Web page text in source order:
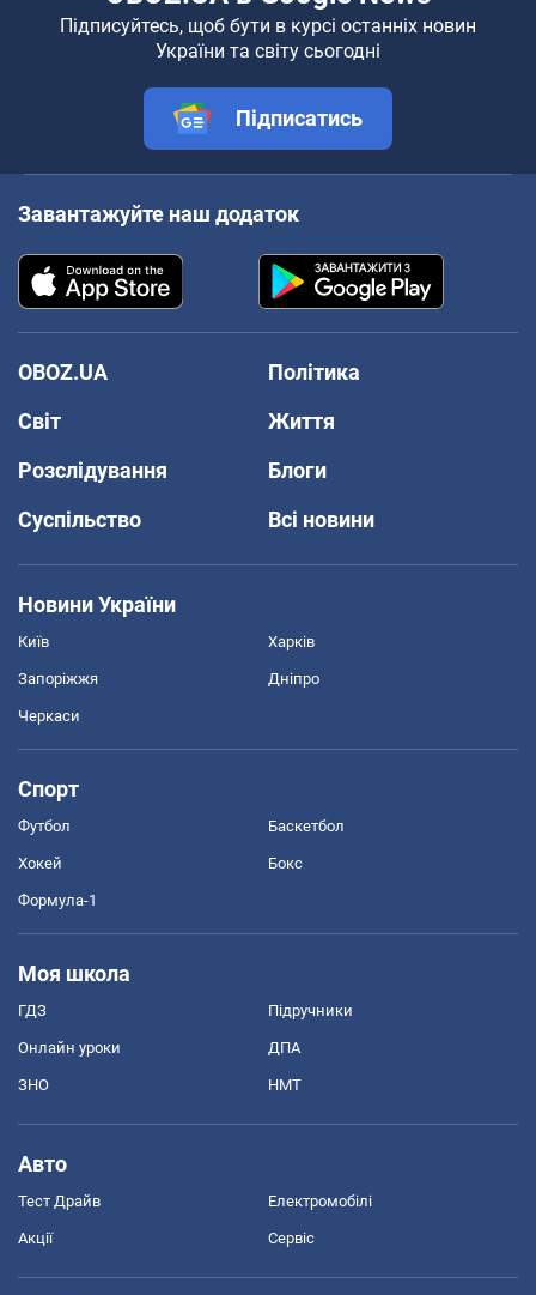
Підписуйтесь, щоб бути в курсі останніх новин
України та світу сьогодні
Підписатись
Завантажуйте наш додаток
OBOZ.UA
Політика
Світ
Життя
Розслідування
Блоги
Суспільство
Всі новини
Новини України
Київ Харків
Запоріжжя Дніпро
Черкаси
Спорт
Футбол Баскетбол
Хокей Бокс
Формула-1
Моя школа
ГДЗ Підручники
Онлайн уроки ДПА
ЗНО НМТ
Авто
Тест Драйв Електромобілі
Акції Сервіс